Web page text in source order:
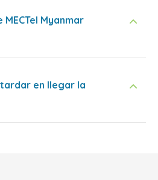
Myanmar
en llegar la